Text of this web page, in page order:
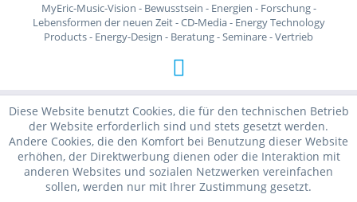
MyEric-Music-Vision - Bewusstsein - Energien - Forschung -
Lebensformen der neuen Zeit - CD-Media - Energy Technology
Products - Energy-Design - Beratung - Seminare - Vertrieb
Diese Website benutzt Cookies, die für den technischen Betrieb
der Website erforderlich sind und stets gesetzt werden.
Andere Cookies, die den Komfort bei Benutzung dieser Website
erhöhen, der Direktwerbung dienen oder die Interaktion mit
anderen Websites und sozialen Netzwerken vereinfachen
sollen, werden nur mit Ihrer Zustimmung gesetzt.